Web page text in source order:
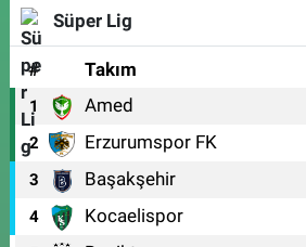
Süper Lig
# Takım
1 Amed
2 Erzurumspor FK
3 Başakşehir
4 Kocaelispor